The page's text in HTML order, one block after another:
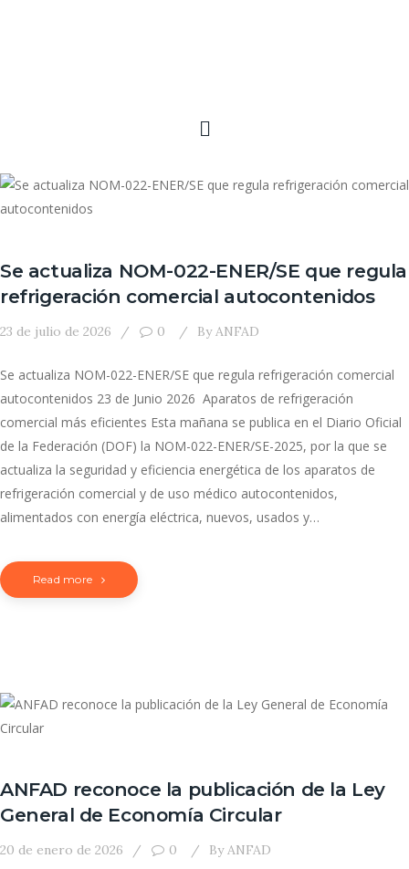
Se actualiza NOM-022-ENER/SE que regula
refrigeración comercial autocontenidos
23 de julio de 2026 0 ByANFAD
Se actualiza NOM-022-ENER/SE que regula refrigeración comercial
autocontenidos 23 de Junio 2026 Aparatos de refrigeración
comercial más eficientes Esta mañana se publica en el Diario Oficial
de la Federación (DOF) la NOM-022-ENER/SE-2025, por la que se
actualiza la seguridad y eficiencia energética de los aparatos de
refrigeración comercial y de uso médico autocontenidos,
alimentados con energía eléctrica, nuevos, usados y…
Read more
ANFAD reconoce la publicación de la Ley
General de Economía Circular
20 de enero de 2026 0 ByANFAD